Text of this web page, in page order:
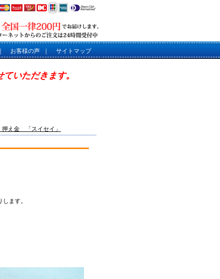
お客様の声 サイトマップ
いただきます。
押え金 「スイセイ」
ます。